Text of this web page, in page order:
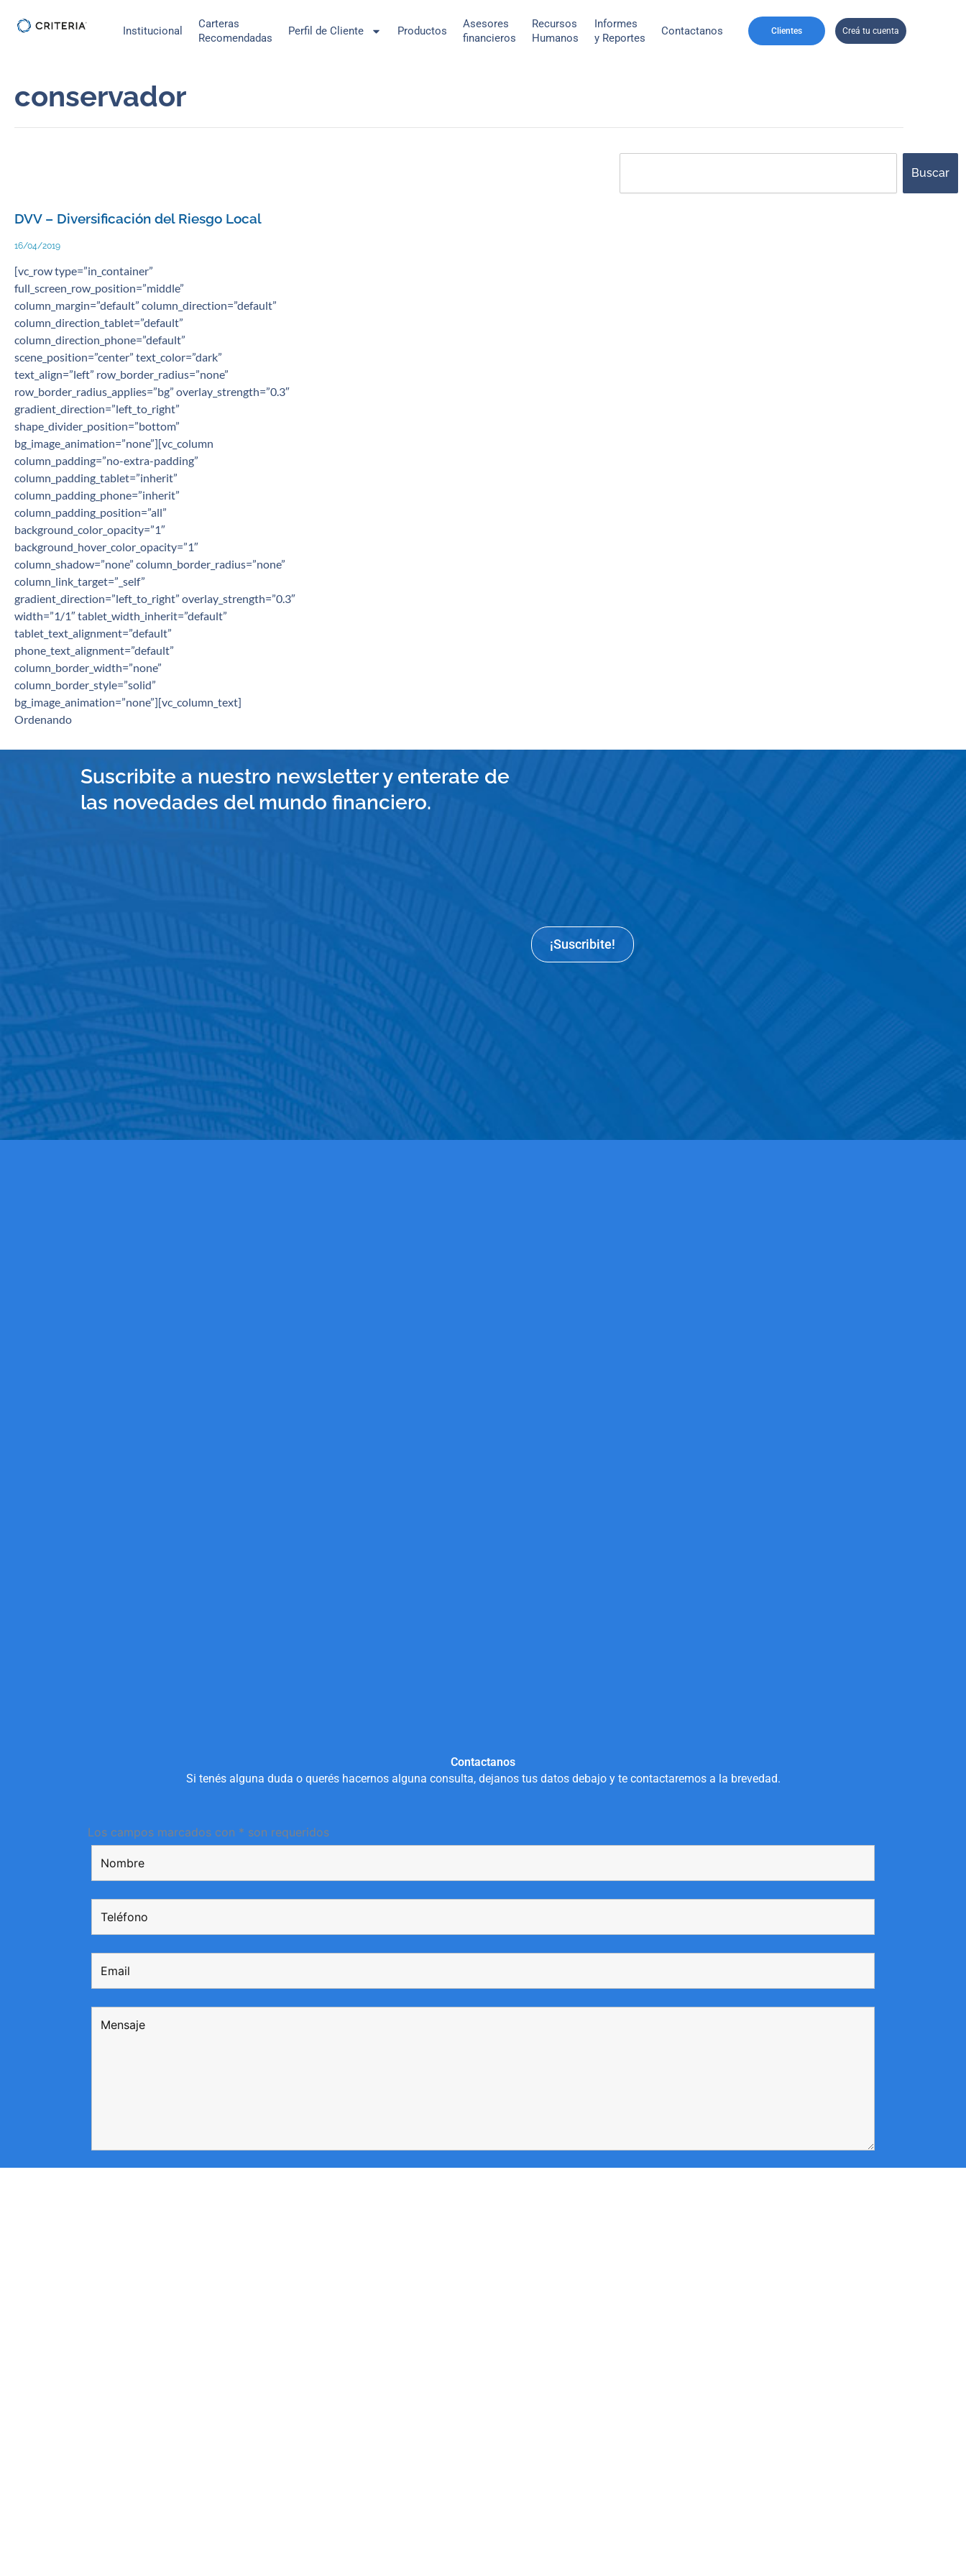
Institucional
Carteras
Recomendadas
Perfil de Cliente Productos
Asesores
financieros
Recursos
Humanos
Informes
y Reportes
Contactanos Clientes Creá tu cuenta
conservador
Buscar
DVV – Diversificación del Riesgo Local
16/04/2019
[vc_row type=”in_container”
full_screen_row_position=”middle”
column_margin=”default” column_direction=”default”
column_direction_tablet=”default”
column_direction_phone=”default”
scene_position=”center” text_color=”dark”
text_align=”left” row_border_radius=”none”
row_border_radius_applies=”bg” overlay_strength=”0.3″
gradient_direction=”left_to_right”
shape_divider_position=”bottom”
bg_image_animation=”none”][vc_column
column_padding=”no-extra-padding”
column_padding_tablet=”inherit”
column_padding_phone=”inherit”
column_padding_position=”all”
background_color_opacity=”1″
background_hover_color_opacity=”1″
column_shadow=”none” column_border_radius=”none”
column_link_target=”_self”
gradient_direction=”left_to_right” overlay_strength=”0.3″
width=”1/1″ tablet_width_inherit=”default”
tablet_text_alignment=”default”
phone_text_alignment=”default”
column_border_width=”none”
column_border_style=”solid”
bg_image_animation=”none”][vc_column_text]
Ordenando
Suscribite a nuestro newsletter y enterate de
las novedades del mundo financiero.
¡Suscribite!
Contactanos
Si tenés alguna duda o querés hacernos alguna consulta, dejanos tus datos debajo y te contactaremos a la brevedad.
Los campos marcados con * son requeridos